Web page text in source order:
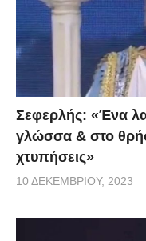
Σεφερλής: «Ένα
γλώσσα & στο
χτυπήσεις»
10 ΔΕΚΕΜΒΡΊΟΥ, 2023